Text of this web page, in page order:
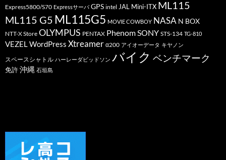
Express5800/S70 Expressサーバ GPS intel JAL Mini-ITX ML115
ML115 G5 ML115G5 MOVIE COWBOY NASA N BOX
NTT-X Store OLYMPUS PENTAX PhenomSONY STS-134 TG-810
VEZELWordPress Xtreamer α200 アイオーデータ キヤノン
スペースシャトル ハーレーダビッドソン バイク ベンチマーク
免許沖縄 石垣島